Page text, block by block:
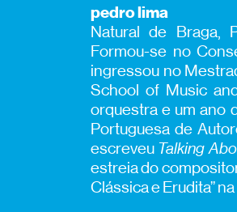
pedro lima
Natural de Braga,
Formou-se no
ingressou no
School of Music
orquestra e um ano
Portuguesa de
escreveu Talking
estreia do
Clássica e Erudita”